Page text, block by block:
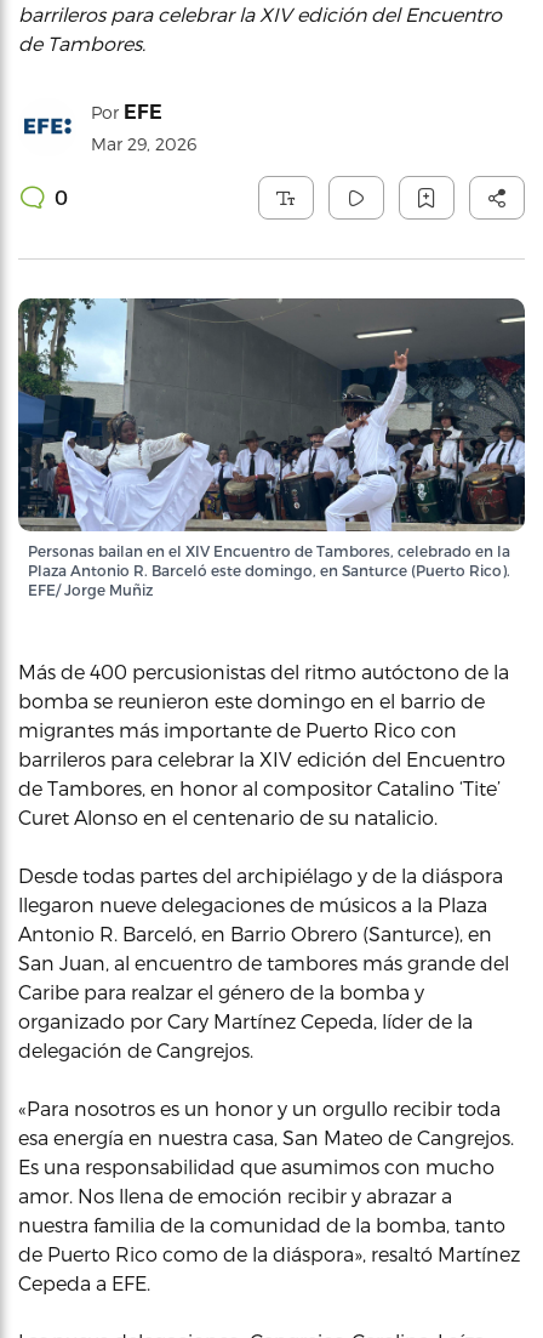
barrileros para celebrar la XIV edición del Encuentro
de Tambores.
Por EFE
Mar 29, 2026
0
Personas bailan en el XIV Encuentro de Tambores, celebrado en la
Plaza Antonio R. Barceló este domingo, en Santurce (Puerto Rico).
EFE/ Jorge Muñiz
Más de 400 percusionistas del ritmo autóctono de la
bomba se reunieron este domingo en el barrio de
migrantes más importante de Puerto Rico con
barrileros para celebrar la XIV edición del Encuentro
de Tambores, en honor al compositor Catalino ‘Tite’
Curet Alonso en el centenario de su natalicio.
Desde todas partes del archipiélago y de la diáspora
llegaron nueve delegaciones de músicos a la Plaza
Antonio R. Barceló, en Barrio Obrero (Santurce), en
San Juan, al encuentro de tambores más grande del
Caribe para realzar el género de la bomba y
organizado por Cary Martínez Cepeda, líder de la
delegación de Cangrejos.
«Para nosotros es un honor y un orgullo recibir toda
esa energía en nuestra casa, San Mateo de Cangrejos.
Es una responsabilidad que asumimos con mucho
amor. Nos llena de emoción recibir y abrazar a
nuestra familia de la comunidad de la bomba, tanto
de Puerto Rico como de la diáspora», resaltó Martínez
Cepeda a EFE.